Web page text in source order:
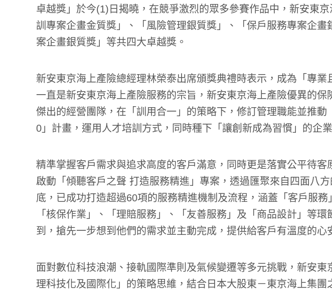
卓越獎」於今(1)日揭曉，在競爭激烈的眾多參賽作品中，新安東
訓專案企畫金質獎」、「風險管理銀質獎」、「保戶服務專案企畫
案企畫銀質獎」等共四大卓越獎。
新安東京海上產險總經理林榮泰出席頒獎典禮時表示，成為「專業
一直是新安東京海上產險服務的宗旨，新安東京海上產險優異的保
傑出的經營團隊，在「訓用合一」的策略下，修訂管理職能並推動
0」計畫，運用人才培訓方式，同時種下「讓創新成為習慣」的企
精準掌握客戶需求與追求高度的客戶滿意，同時更是落實公平待客
啟動「傾聽客戶之聲 打造服務精進」專案，透過匯聚來自四面八
底，已成功打造超過60項的服務精進機制及流程，涵蓋「客戶服務
「核保作業」、「理賠服務」、「友善服務」及「商品設計」等
到，搶先一步想到他們的需求並主動完成，提供給客戶有溫度的心
面對數位科技浪潮、接軌國際準則及氣候變遷等多元挑戰，新安東
理科技化及國際化」的策略思維，結合日本大股東－東京海上集團